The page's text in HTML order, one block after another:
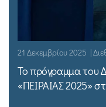
21 Δεκεμβρίου 2025 |
Το πρόγραμμα του
«ΠΕΙΡΑΙΑΣ 2025»